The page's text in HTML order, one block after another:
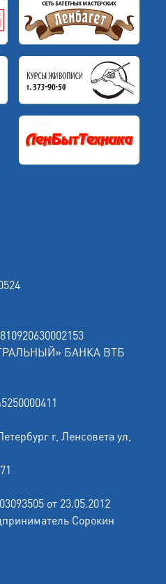
БАНКА ВТБ
г, Ленсовета ул,
от 23.05.2012
Сорокин